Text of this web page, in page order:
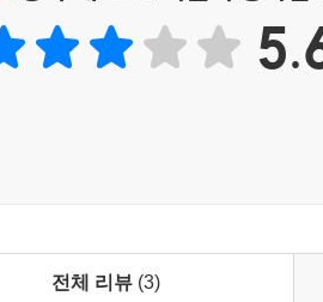
안 되는…….’
난다…….’
전체 리뷰 (3)